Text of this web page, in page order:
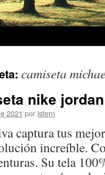
camiseta
nike
2021 por istern
captura tus
increíble.
Su tela